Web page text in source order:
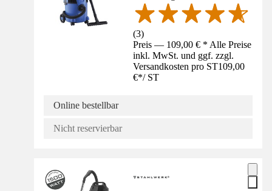
(3)
Preis — 109,00 € * Alle Preise
inkl. MwSt. und ggf. zzgl.
Versandkosten pro ST109,00
€*/ ST
Online bestellbar
Nicht reservierbar